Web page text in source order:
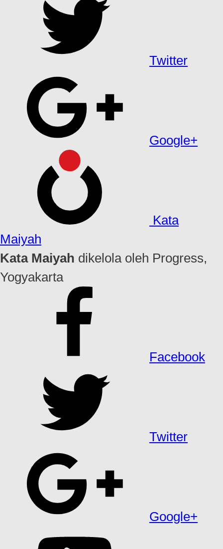
Twitter
Google+
Kata
Maiyah
Kata Maiyah dikelola oleh Progress,
Yogyakarta
Facebook
Twitter
Google+